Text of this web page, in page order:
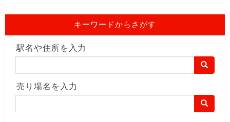
キーワードからさがす
駅名や住所を入力
売り場名を入力